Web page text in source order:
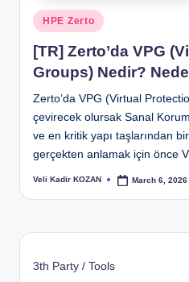
Posted
in
HPE Zerto
[TR] Zerto’da VPG
Groups) Nedir?
Zerto’da VPG (Virtual
çevirecek olursak Sanal
ve en kritik yapı taşlarından
gerçekten anlamak için önce
Posted
Veli Kadir KOZAN March 6, 2026
3th Party / Tools